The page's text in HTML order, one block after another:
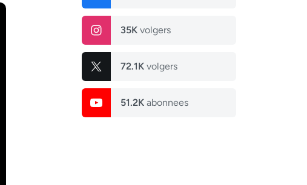
35K volgers
72.1K volgers
51.2K abonnees